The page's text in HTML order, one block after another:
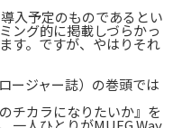
入予定のものであるとい
ング的に掲載しづらかっ
す。ですが、やはりそれ
ージャー誌）の巻頭では
チカラになりたいか』を